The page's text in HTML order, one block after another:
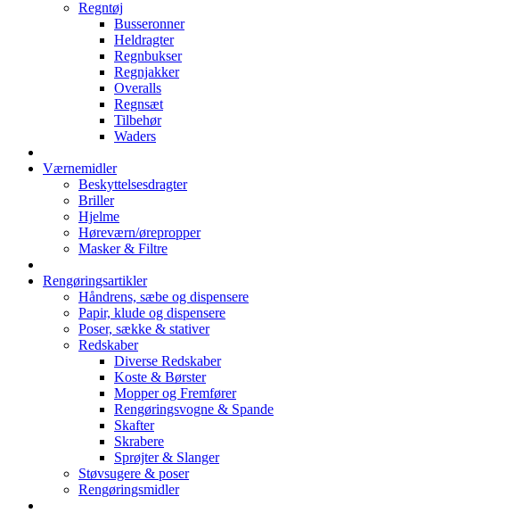
Regntøj
Busseronner
Heldragter
Regnbukser
Regnjakker
Overalls
Regnsæt
Tilbehør
Waders
Værnemidler
Beskyttelsesdragter
Briller
Hjelme
Høreværn/ørepropper
Masker & Filtre
Rengøringsartikler
Håndrens, sæbe og dispensere
Papir, klude og dispensere
Poser, sække & stativer
Redskaber
Diverse Redskaber
Koste & Børster
Mopper og Fremfører
Rengøringsvogne & Spande
Skafter
Skrabere
Sprøjter & Slanger
Støvsugere & poser
Rengøringsmidler